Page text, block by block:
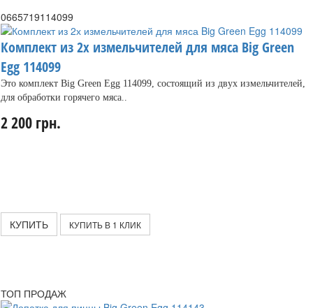
0665719114099
Комплект из 2х измельчителей для мяса Big Green
Egg 114099
Это комплект Big Green Egg 114099, состоящий из двух измельчителей,
для обработки горячего мяса..
2 200 грн.
КУПИТЬ КУПИТЬ В 1 КЛИК
ТОП ПРОДАЖ